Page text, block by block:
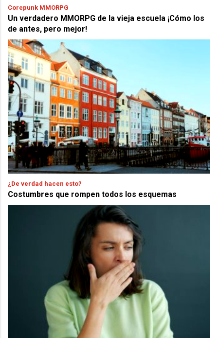
Corepunk MMORPG
Un verdadero MMORPG de la vieja escuela ¡Cómo los
de antes, pero mejor!
¿De verdad hacen esto?
Costumbres que rompen todos los esquemas